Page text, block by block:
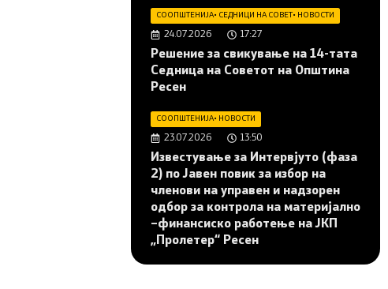
СООПШТЕНИЈА• СЕДНИЦИ НА СОВЕТ• НОВОСТИ
24.07.2026 17:27
Решение за свикување на 14-тата
Седница на Советот на Општина
Ресен
СООПШТЕНИЈА• НОВОСТИ
23.07.2026 13:50
Известување за Интервјуто (фаза
2) по Јавен повик за избор на
членови на управен и надзорен
одбор за контрола на материјално
–финансиско работење на ЈКП
„Пролетер“ Ресен